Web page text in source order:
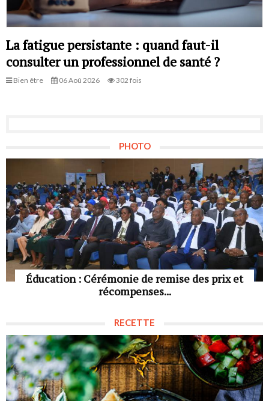
La fatigue persistante : quand faut-il
consulter un professionnel de santé ?
Bien être 06 Aoû 2026 302 fois
PHOTO
Éducation : Cérémonie de remise des prix et
récompenses...
RECETTE